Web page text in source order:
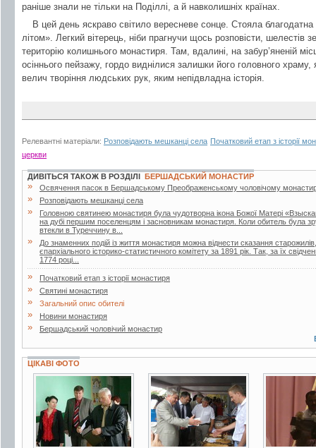
раніше знали не тільки на Поділлі, а й навколишніх країнах.
В цей день яскраво світило вересневе сонце. Стояла
літом». Легкий вітерець, ніби прагнучи щось розповісти, шелестів
територію колишнього монастиря. Там, вдалині, на забур’яненій
осіннього пейзажу, гордо виднілися залишки його головного
велич творіння людських рук, яким непідвладна історія.
Релевантні матеріали: Розповідають мешканці села Початковий етап з історії
церкви
ДИВІТЬСЯ ТАКОЖ В РОЗДІЛІ БЕРШАДСЬКИЙ МОНАСТИР
» Освячення пасок в Бершадському Преображенському чоловічому
» Розповідають мешканці села
»
Головною святинею монастиря була чудотворна ікона Божої Матері
на дубі першим поселенцям і засновникам монастиря. Коли обитель була
втекли в Туреччину в...
»
До знаменних подій із життя монастиря можна віднести сказання
єпархіального історико-статистичного комітету за 1891 рік. Так, за їх
1774 році...
» Початковий етап з історії монастиря
» Святині монастиря
» Загальний опис обителі
» Новини монастиря
»
Бершадський чоловічий монастир
ЦІКАВІ ФОТО
6 фото